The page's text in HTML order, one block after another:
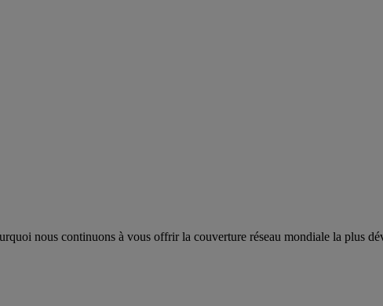
nous continuons à vous offrir la couverture réseau mondiale la plus